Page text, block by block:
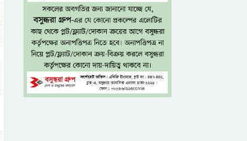
হাত-পা বাঁধা—
যশোরে রহস্যজনক মৃত্যু
মাকে খুঁজতে এসে
মিলল পলিথিনে